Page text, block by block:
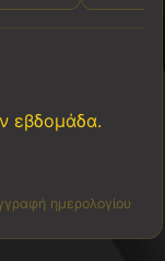
εβδομάδα.
ημερολογίου